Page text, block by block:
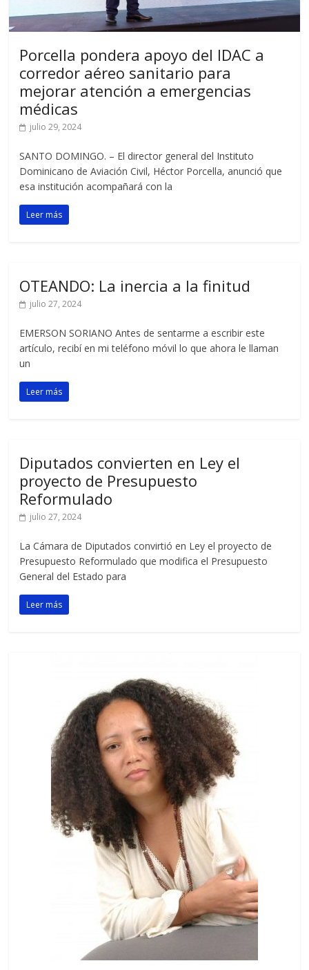
Porcella pondera apoyo del IDAC a
corredor aéreo sanitario para
mejorar atención a emergencias
médicas
julio 29, 2024
SANTO DOMINGO. – El director general del Instituto
Dominicano de Aviación Civil, Héctor Porcella, anunció que
esa institución acompañará con la
Leer más
OTEANDO: La inercia a la finitud
julio 27, 2024
EMERSON SORIANO Antes de sentarme a escribir este
artículo, recibí en mi teléfono móvil lo que ahora le llaman
un
Leer más
Diputados convierten en Ley el
proyecto de Presupuesto
Reformulado
julio 27, 2024
La Cámara de Diputados convirtió en Ley el proyecto de
Presupuesto Reformulado que modifica el Presupuesto
General del Estado para
Leer más